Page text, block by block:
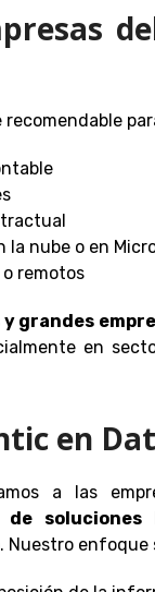
la nube o en
remotos
y grandes
en
en
a las
soluciones
Nuestro enfoque